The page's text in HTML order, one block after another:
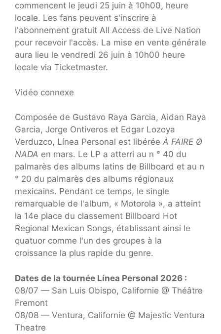
commencent le jeudi 25 juin à 10h00, heure
locale. Les fans peuvent s'inscrire à
l'abonnement gratuit All Access de Live Nation
pour recevoir l'accès. La mise en vente générale
aura lieu le vendredi 26 juin à 10h00 heure
locale via Ticketmaster.
Vidéo connexe
Composée de Gustavo Raya Garcia, Aidan Raya
Garcia, Jorge Ontiveros et Edgar Lozoya
Verduzco, Línea Personal est libérée À FAIRE Ø
NADA en mars. Le LP a atterri au n ° 40 du
palmarès des albums latins de Billboard et au n
° 20 du palmarès des albums régionaux
mexicains. Pendant ce temps, le single
remarquable de l'album, « Motorola », a atteint
la 14e place du classement Billboard Hot
Regional Mexican Songs, établissant ainsi le
quatuor comme l'un des groupes à la
croissance la plus rapide du genre.
Dates de la tournée Línea Personal 2026 :
08/07 — San Luis Obispo, Californie @ Théâtre
Fremont
08/08 — Ventura, Californie @ Majestic Ventura
Theatre